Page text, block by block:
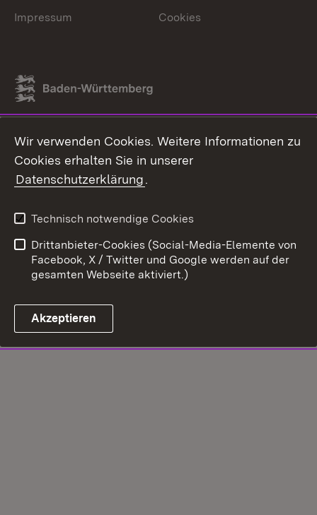
Link zum Landesportal
Impressum
Cookies
Wir verwenden Cookies. Weitere Informationen zu
Cookies erhalten Sie in unserer
Datenschutzerklärung.
Technisch notwendige Cookies
Drittanbieter-Cookies (Social-Media-Elemente von
Facebook, X / Twitter und Google werden auf der
gesamten Webseite aktiviert.)
Akzeptieren